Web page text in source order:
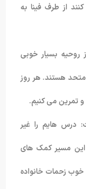
از طرف فینا به
روحیه بسیار خوبی
هستند. هر روز
تمرین می کنیم.
درس هایم را غیر
مسیر کمک های
زحمات خانواده